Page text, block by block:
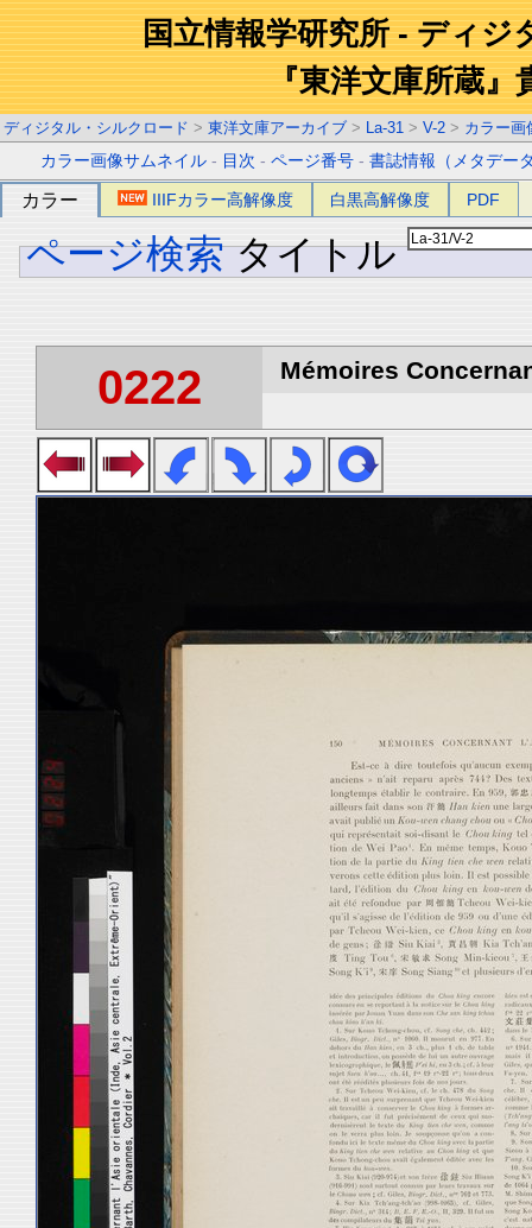
国立情報学研究所 - ディジ
『東洋文庫所蔵』
ディジタル・シルクロード > 東洋文庫アーカイブ > La-31 > V-2 > カラー画
カラー画像サムネイル - 目次 -ページ番号 -書誌情報（メタデー
カラー IIIFカラー高解像度 白黒高解像度 PDF
ページ検索 タイトル
0222 Mémoires